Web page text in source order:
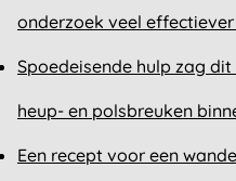
onderzoek veel
Spoedeisende hulp zag
heup- en polsbreuken
Een recept voor een